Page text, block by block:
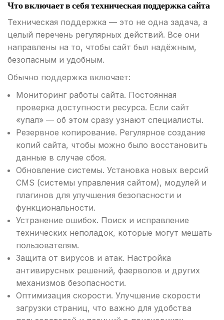
Что включает в себя техническая поддержка сайта
Техническая поддержка — это не одна задача, а
целый перечень регулярных действий. Все они
направлены на то, чтобы сайт был надёжным,
безопасным и удобным.
Обычно поддержка включает:
Мониторинг работы сайта. Постоянная
проверка доступности ресурса. Если сайт
«упал» — об этом сразу узнают специалисты.
Резервное копирование. Регулярное создание
копий сайта, чтобы можно было восстановить
данные в случае сбоя.
Обновление системы. Установка новых версий
CMS (системы управления сайтом), модулей и
плагинов для улучшения безопасности и
функциональности.
Устранение ошибок. Поиск и исправление
технических неполадок, которые могут мешать
пользователям.
Защита от вирусов и атак. Настройка
антивирусных решений, фаерволов и других
механизмов безопасности.
Оптимизация скорости. Улучшение скорости
загрузки страниц, что важно для удобства